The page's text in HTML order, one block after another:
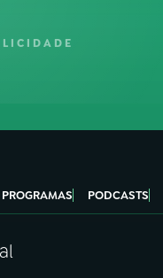
PROGRAMAS PODCASTS